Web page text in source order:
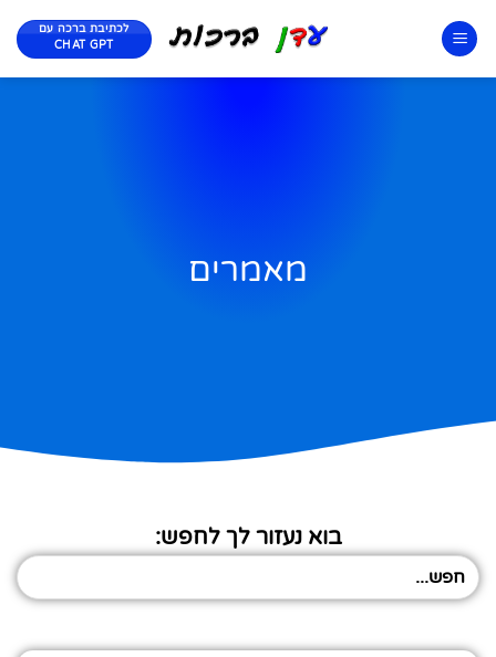
לכתיבת ברכה עם
CHAT GPT
מאמרים
בוא נעזור לך לחפש: